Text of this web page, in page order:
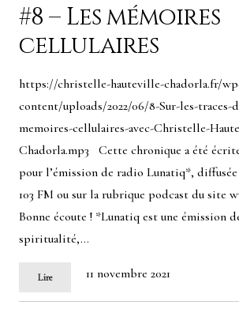
#8 – Les mémoires
cellulaires
https://christelle-hauteville-chadorla.fr/
content/uploads/2022/06/8-Sur-les-traces-
memoires-cellulaires-avec-Christelle-
Chadorla.mp3 Cette chronique a été
pour l’émission de radio Lunatiq*,
103 FM ou sur la rubrique podcast du site
Bonne écoute ! *Lunatiq est une émission
spiritualité,…
Lire 11 novembre 2021